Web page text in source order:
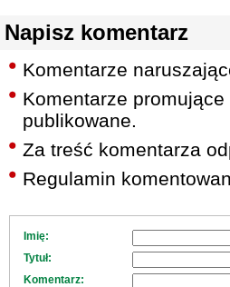
Napisz komentarz
Komentarze
Komentarze
publikowane.
Za treść komentarza
Regulamin
Imię:
Tytuł:
Komentarz: